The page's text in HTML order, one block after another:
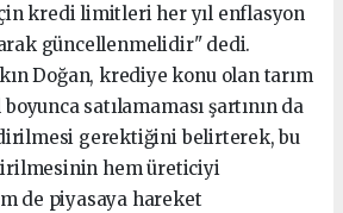
kredi limitleri her yıl enflasyon
güncellenmelidir" dedi.
Doğan, krediye konu olan tarım
satılamaması şartının da
gerektiğini belirterek, bu
hem üreticiyi
de piyasaya hareket